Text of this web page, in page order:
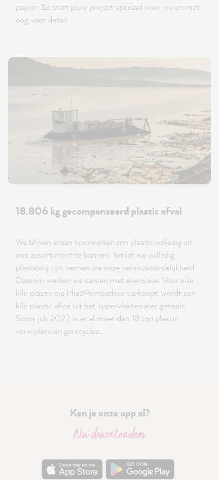
papier. Zo start jouw project speciaal voor jou en met
oog voor detail.
18.806 kg gecompenseerd plastic afval
We blijven eraan doorwerken om plastic volledig uit
ons assortiment te bannen. Totdat we volledig
plasticvrij zijn, nemen we onze verantwoordelijkheid.
Daarom werken we samen met everwave: Voor elke
kilo plastic die MissPompadour verkoopt, wordt een
kilo plastic afval uit het oppervlaktewater gehaald.
Sinds juli 2022 is er al meer dan 18 ton plastic
verwijderd en gerecycled.
Ken je onze app al?
Nu downloaden